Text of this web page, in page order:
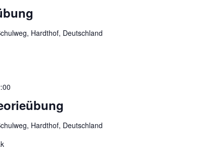
Hardthof, Deutschland
Hardthof, Deutschland